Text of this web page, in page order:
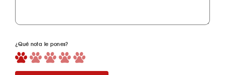
¿Qué nota le pones?